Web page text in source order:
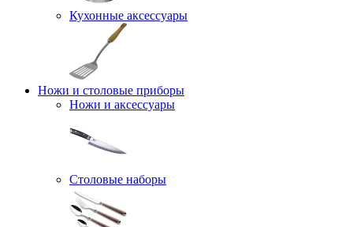
Кухонные аксессуары
Ножи и столовые приборы
Ножи и аксессуары
Столовые наборы